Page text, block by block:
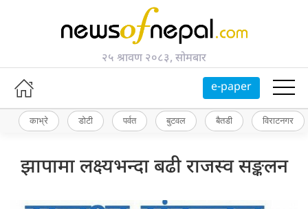
२५ श्रावण २०८३, सोमबार
e-paper
काभ्रे डोटी पर्वत बुटवल बैतडी विराटनगर
झापामा लक्ष्यभन्दा बढी राजस्व सङ्कलन